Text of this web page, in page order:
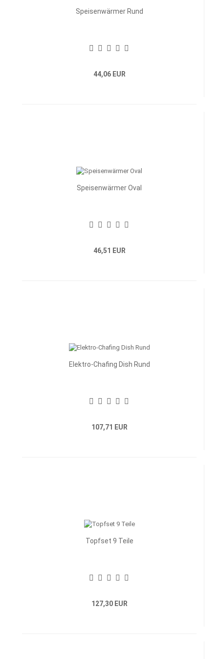
Speisenwärmer Rund
44,06 EUR
Speisenwärmer Oval
46,51 EUR
Elektro-Chafing Dish Rund
107,71 EUR
Topfset 9 Teile
127,30 EUR